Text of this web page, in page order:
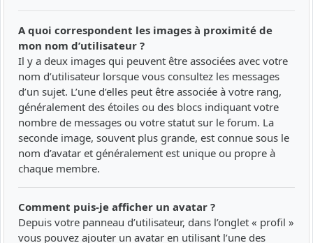
A quoi correspondent les images à proximité de
mon nom d’utilisateur ?
Il y a deux images qui peuvent être associées avec votre
nom d’utilisateur lorsque vous consultez les messages
d’un sujet. L’une d’elles peut être associée à votre rang,
généralement des étoiles ou des blocs indiquant votre
nombre de messages ou votre statut sur le forum. La
seconde image, souvent plus grande, est connue sous le
nom d’avatar et généralement est unique ou propre à
chaque membre.
Comment puis-je afficher un avatar ?
Depuis votre panneau d’utilisateur, dans l’onglet « profil »
vous pouvez ajouter un avatar en utilisant l’une des